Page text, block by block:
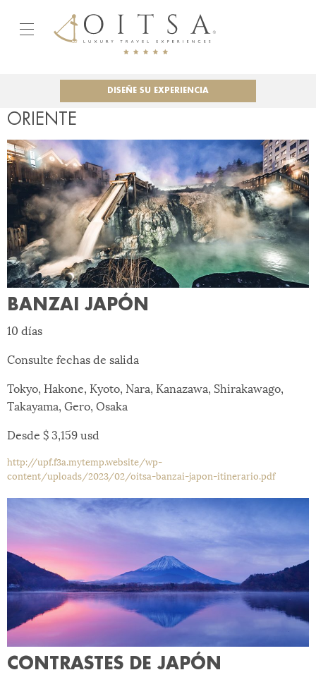
DISEÑE SU EXPERIENCIA
ORIENTE
BANZAI JAPÓN
10 días
Consulte fechas de salida
Tokyo, Hakone, Kyoto, Nara, Kanazawa, Shirakawago,
Takayama, Gero, Osaka
Desde $ 3,159 usd
http://upf.f3a.mytemp.website/wp-
content/uploads/2023/02/oitsa-banzai-japon-itinerario.pdf
CONTRASTES DE JAPÓN